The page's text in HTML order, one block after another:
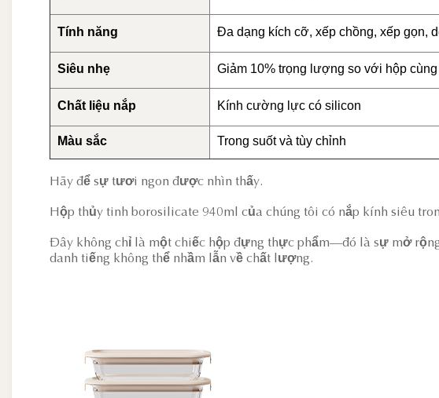
Tính năng Đa dạng kích cỡ, xếp chồng, xếp gọn,
Siêu nhẹ Giảm 10% trọng lượng so với hộp
Chất liệu nắp Kính cường lực có silicon
Màu sắc Trong suốt và tùy chỉnh
Hãy để sự tươi ngon được nhìn thấy.
Hộp thủy tinh borosilicate 940ml của chúng tôi có nắp kính siêu
Đây không chỉ là một chiếc hộp đựng thực phẩm—đó là sự mở
danh tiếng không thể nhầm lẫn về chất lượng.